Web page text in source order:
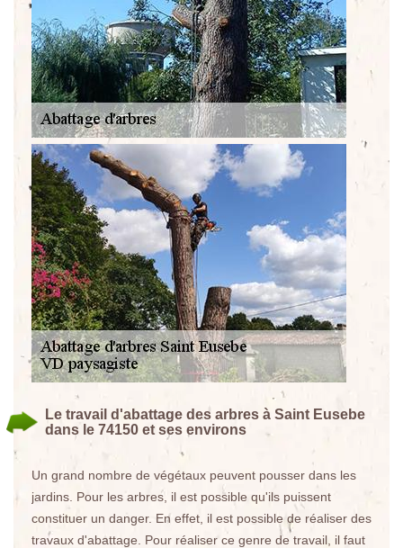
Le travail d'abattage des arbres à Saint Eusebe
dans le 74150 et ses environs
Un grand nombre de végétaux peuvent pousser dans les
jardins. Pour les arbres, il est possible qu'ils puissent
constituer un danger. En effet, il est possible de réaliser des
travaux d'abattage. Pour réaliser ce genre de travail, il faut